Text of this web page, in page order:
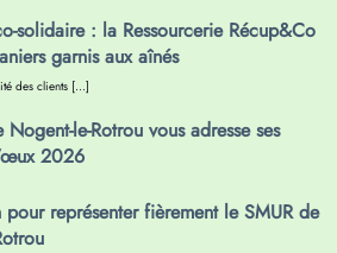
solidaire : la Ressourcerie Récup&Co
garnis aux aînés
des clients […]
Nogent-le-Rotrou vous adresse ses
2026
pour représenter fièrement le SMUR de